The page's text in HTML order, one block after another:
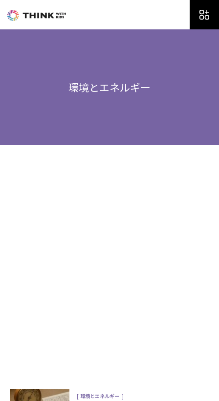
を
環境とエネルギー
[ 環境とエネルギー ]